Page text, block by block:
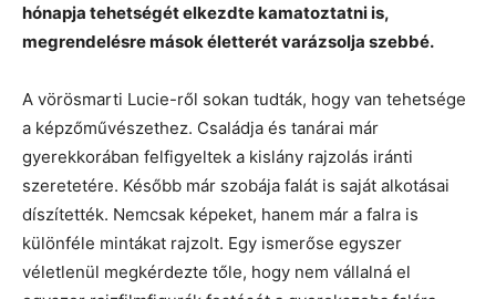
hónapja tehetségét elkezdte kamatoztatni is,
megrendelésre mások életterét varázsolja szebbé.
A vörösmarti Lucie-ről sokan tudták, hogy van tehetsége
a képzőművészethez. Családja és tanárai már
gyerekkorában felfigyeltek a kislány rajzolás iránti
szeretetére. Később már szobája falát is saját alkotásai
díszítették. Nemcsak képeket, hanem már a falra is
különféle mintákat rajzolt. Egy ismerőse egyszer
véletlenül megkérdezte tőle, hogy nem vállalná el